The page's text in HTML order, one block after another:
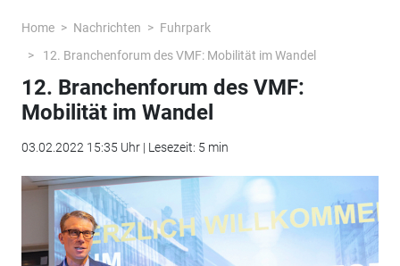
Home Nachrichten
Fuhrpark
12. Branchenforum des VMF: Mobilität im Wandel
12. Branchenforum des VMF:
Mobilität im Wandel
03.02.2022 15:35 Uhr | Lesezeit: 5 min